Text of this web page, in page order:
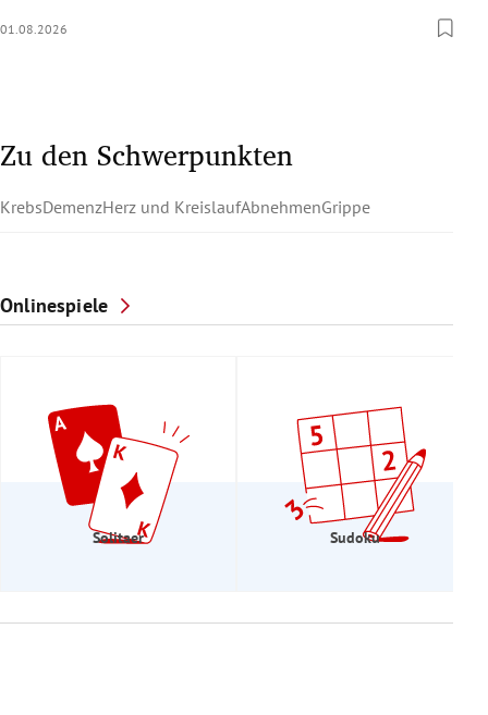
01.08.2026
Zu den Schwerpunkten
KrebsDemenzHerz und KreislaufAbnehmenGrippe
Onlinespiele
Solitaer Sudoku